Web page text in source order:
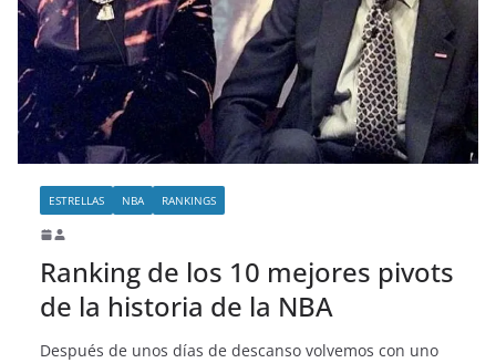
ESTRELLAS NBA RANKINGS
Ranking de los 10 mejores pivots
de la historia de la NBA
Después de unos días de descanso volvemos con uno